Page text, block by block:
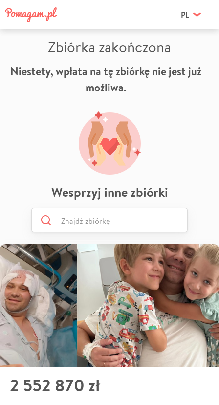
PL
Zbiórka zakończona
Niestety, wpłata na tę zbiórkę nie jest już
możliwa.
Wesprzyj inne zbiórki
2 552 870 zł